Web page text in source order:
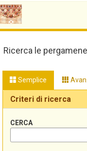
Ricerca le
Semplice
Criteri di ricerca
CERCA